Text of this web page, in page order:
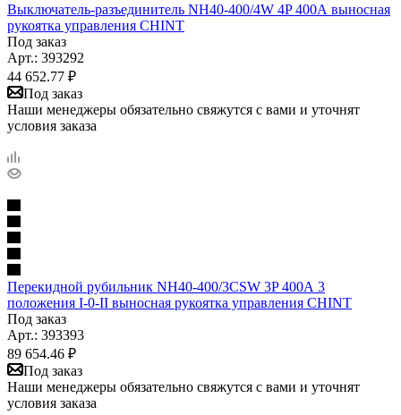
Выключатель-разъединитель NH40-400/4W 4P 400А выносная
рукоятка управления CHINT
Под заказ
Арт.: 393292
44 652.77 ₽
Под заказ
Наши менеджеры обязательно свяжутся с вами и уточнят
условия заказа
Перекидной рубильник NH40-400/3CSW 3P 400А 3
положения I-0-II выносная рукоятка управления CHINT
Под заказ
Арт.: 393393
89 654.46 ₽
Под заказ
Наши менеджеры обязательно свяжутся с вами и уточнят
условия заказа